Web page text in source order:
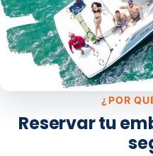
¿POR
Reservar tu